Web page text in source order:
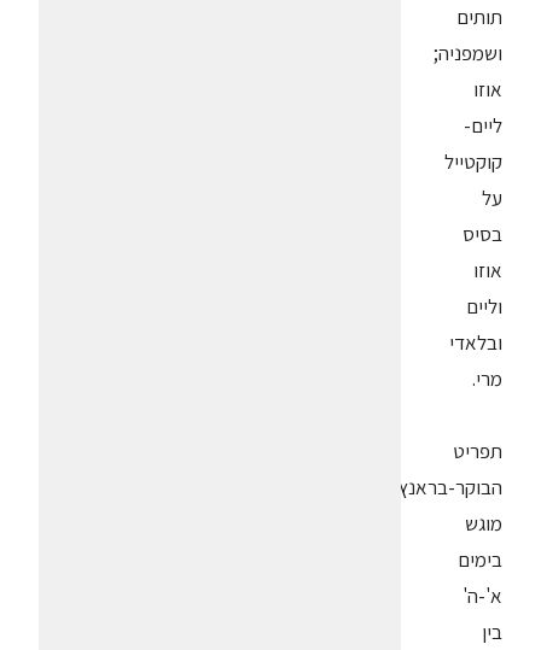
תותים
ושמפניה;
אוזו
ליים-
קוקטייל
על
בסיס
אוזו
וליים
ובלאדי
מרי.
תפריט
הבוקר-בראנץ'
מוגש
בימים
א'-ה'
בין